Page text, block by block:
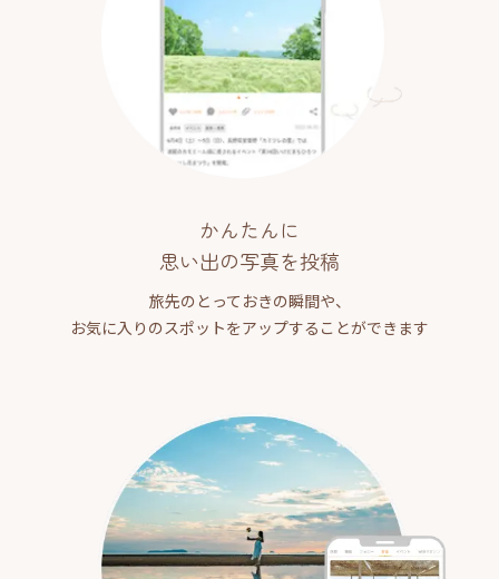
かんたんに
思い出の写真を投稿
旅先のとっておきの瞬間や、
お気に入りのスポットをアップすることができます